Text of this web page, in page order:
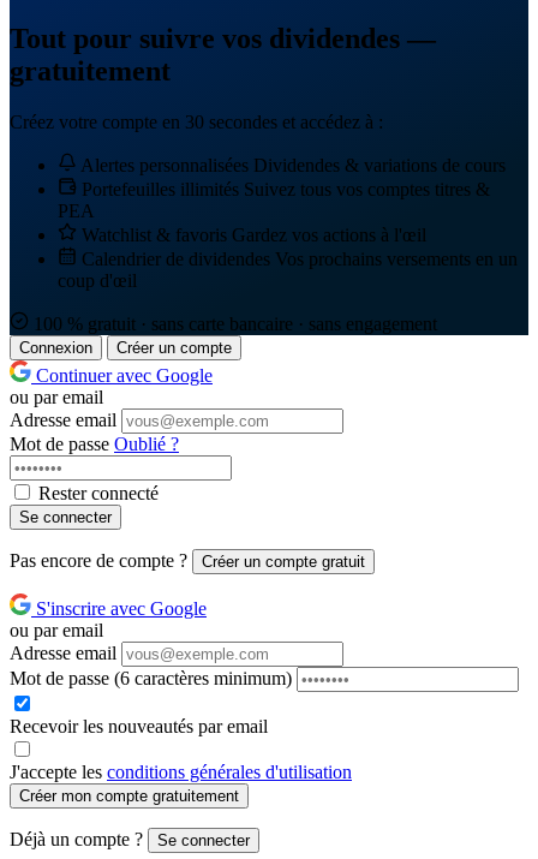
Tout pour suivre vos dividendes —
gratuitement
Créez votre compte en 30 secondes et accédez à :
Alertes personnalisées Dividendes & variations de cours
Portefeuilles illimités Suivez tous vos comptes titres &
PEA
Watchlist & favoris Gardez vos actions à l'œil
Calendrier de dividendes Vos prochains versements en un
coup d'œil
100 % gratuit · sans carte bancaire · sans engagement
Connexion Créer un compte
Continuer avec Google
ou par email
Adresse email
Mot de passe Oublié ?
Rester connecté
Se connecter
Pas encore de compte ? Créer un compte gratuit
S'inscrire avec Google
ou par email
Adresse email
Mot de passe (6 caractères minimum)
Recevoir les nouveautés par email
J'accepte les conditions générales d'utilisation
Créer mon compte gratuitement
Déjà un compte ? Se connecter